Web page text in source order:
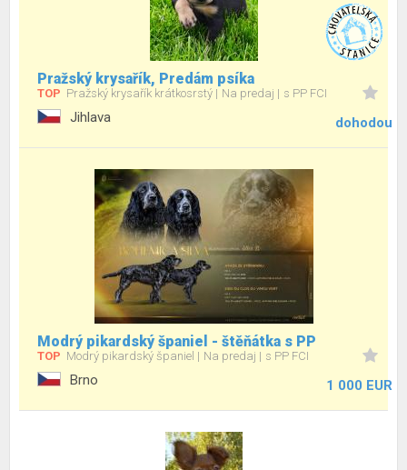
Pražský krysařík, Predám psíka
TOP Pražský krysařík krátkosrstý Na predaj s PP FCI
Jihlava dohodou
Modrý pikardský španiel - štěňátka s PP
TOP Modrý pikardský španiel Na predaj s PP FCI
Brno 1 000 EUR